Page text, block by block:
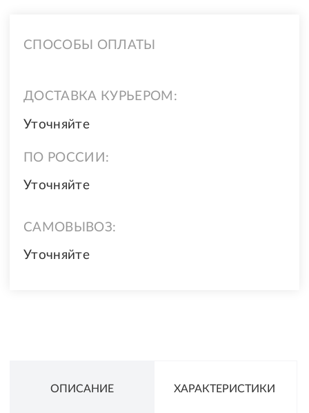
СПОСОБЫ ОПЛАТЫ
ДОСТАВКА КУРЬЕРОМ:
Уточняйте
ПО РОССИИ:
Уточняйте
САМОВЫВОЗ:
Уточняйте
ОПИСАНИЕ ХАРАКТЕРИСТИКИ